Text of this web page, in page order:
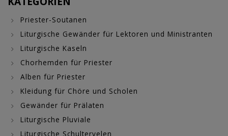
Priester-Soutanen
Liturgische Gewänder für Lektoren und Ministranten
Liturgische Kaseln
Chorhemden für Priester
Alben für Priester
Kleidung für Chöre und Scholen
Gewänder für Prälaten
Liturgische Pluviale
Liturgische Schultervelen